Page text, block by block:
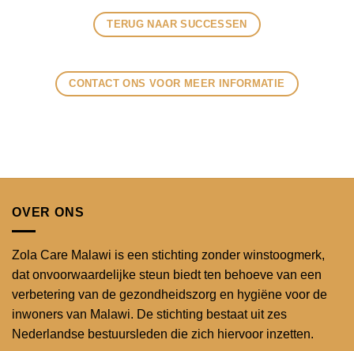
TERUG NAAR SUCCESSEN
CONTACT ONS VOOR MEER INFORMATIE
OVER ONS
Zola Care Malawi is een stichting zonder winstoogmerk,
dat onvoorwaardelijke steun biedt ten behoeve van een
verbetering van de gezondheidszorg en hygiëne voor de
inwoners van Malawi. De stichting bestaat uit zes
Nederlandse bestuursleden die zich hiervoor inzetten.